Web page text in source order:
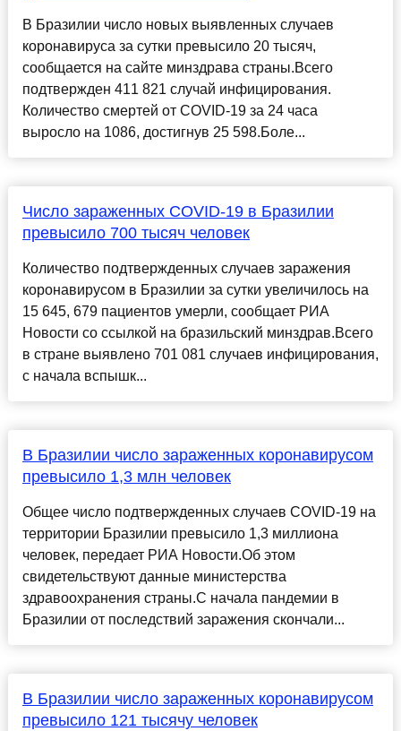
В Бразилии число новых выявленных случаев
коронавируса за сутки превысило 20 тысяч,
сообщается на сайте минздрава страны.Всего
подтвержден 411 821 случай инфицирования.
Количество смертей от COVID-19 за 24 часа
выросло на 1086, достигнув 25 598.Боле...
Число зараженных COVID-19 в Бразилии
превысило 700 тысяч человек
Количество подтвержденных случаев заражения
коронавирусом в Бразилии за сутки увеличилось на
15 645, 679 пациентов умерли, сообщает РИА
Новости со ссылкой на бразильский минздрав.Всего
в стране выявлено 701 081 случаев инфицирования,
с начала вспышк...
В Бразилии число зараженных коронавирусом
превысило 1,3 млн человек
Общее число подтвержденных случаев COVID-19 на
территории Бразилии превысило 1,3 миллиона
человек, передает РИА Новости.Об этом
свидетельствуют данные министерства
здравоохранения страны.С начала пандемии в
Бразилии от последствий заражения скончали...
В Бразилии число зараженных коронавирусом
превысило 121 тысячу человек